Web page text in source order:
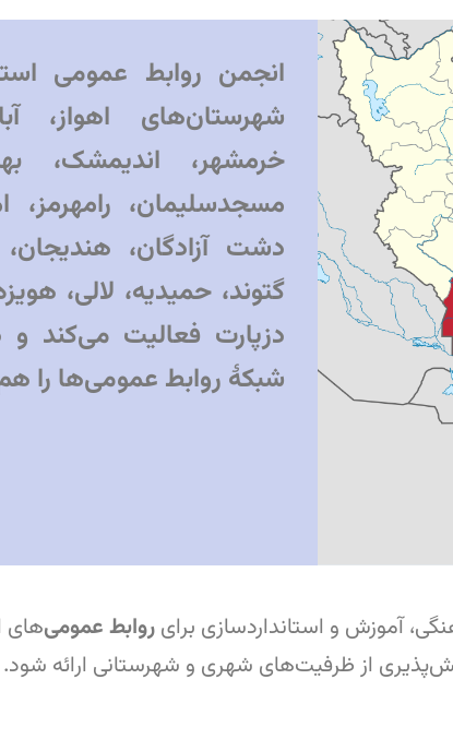
انجمن روابط عمومی
شهرستان‌های اهواز،
خرمشهر، اندیمشک،
مسجدسلیمان،
دشت آزادگان، هندیجان،
گتوند، حمیدیه، لالی،
دزپارت فعالیت می‌کند
شبکهٔ روابط عمومی‌ها را
آموزش و استانداردسازی برایروابط عمومی‌های
از ظرفیت‌های شهری و شهرستانی ارائه شود.